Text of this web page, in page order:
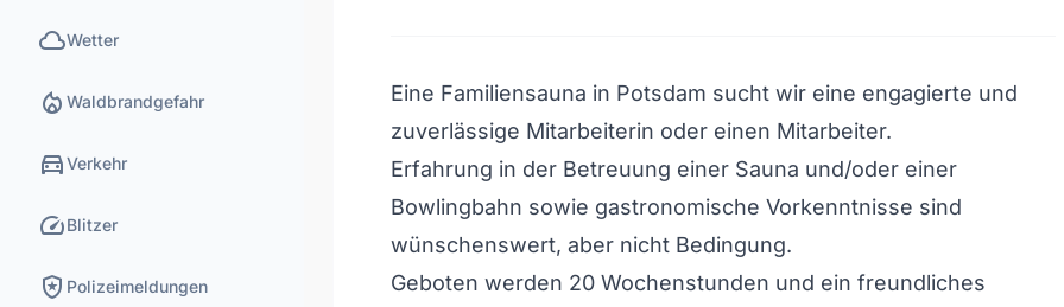
cloudWetter
local_fire_department Waldbrandgefahr
directions_carVerkehr
speedBlitzer
local_police Polizeimeldungen
Eine Familiensauna in Potsdam sucht wir eine engagierte und
zuverlässige Mitarbeiterin oder einen Mitarbeiter.
Erfahrung in der Betreuung einer Sauna und/oder einer
Bowlingbahn sowie gastronomische Vorkenntnisse sind
wünschenswert, aber nicht Bedingung.
Geboten werden 20 Wochenstunden und ein freundliches